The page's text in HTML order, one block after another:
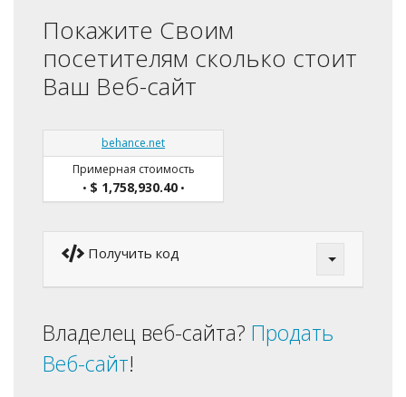
Покажите Своим
посетителям сколько стоит
Ваш Веб-сайт
behance.net
Примерная стоимость
• $ 1,758,930.40•
Получить код
Владелец веб-сайта? Продать
Веб-сайт!